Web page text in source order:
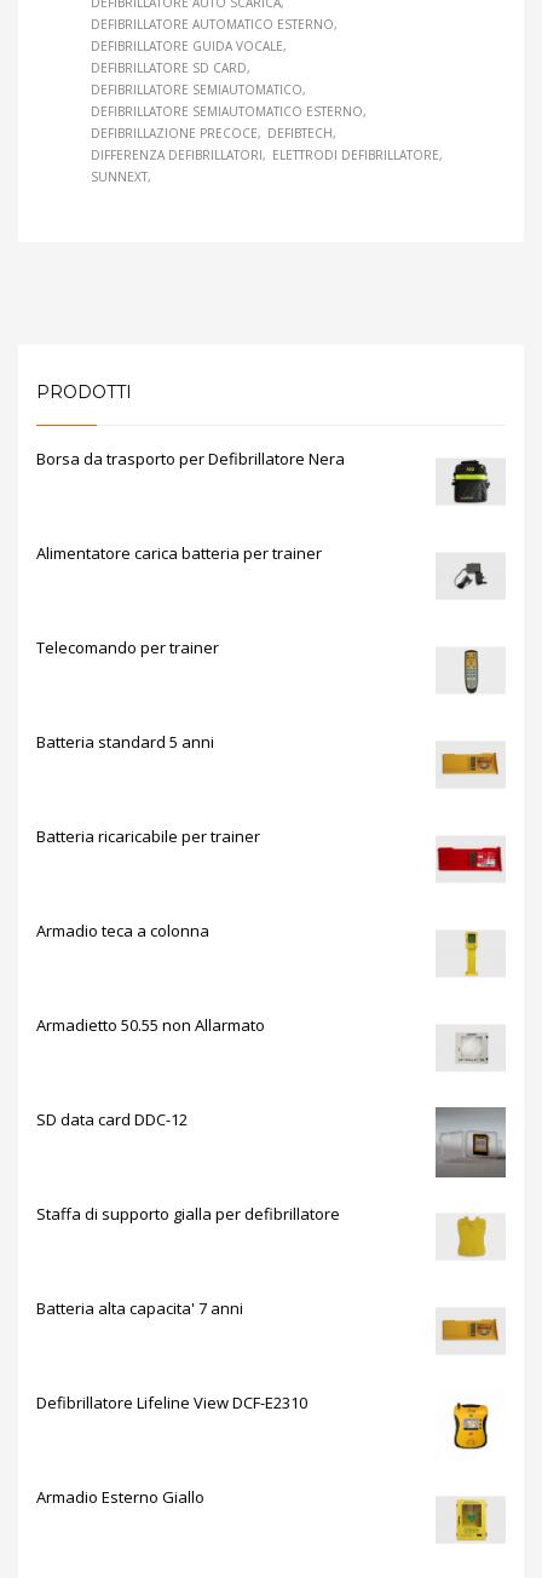
DEFIBRILLATORE AUTOMATICO ESTERNO
DEFIBRILLATORE GUIDA VOCALE
DEFIBRILLATORE SD CARD
DEFIBRILLATORE SEMIAUTOMATICO
DEFIBRILLATORE SEMIAUTOMATICO ESTERNO
DEFIBRILLAZIONE PRECOCE
DEFIBTECH
DIFFERENZA DEFIBRILLATORI
ELETTRODI DEFIBRILLATORE
SUNNEXT
PRODOTTI
Borsa da trasporto per Defibrillatore Nera
Alimentatore carica batteria per trainer
Telecomando per trainer
Batteria standard 5 anni
Batteria ricaricabile per trainer
Armadio teca a colonna
Armadietto 50.55 non Allarmato
SD data card DDC-12
Staffa di supporto gialla per defibrillatore
Batteria alta capacita' 7 anni
Defibrillatore Lifeline View DCF-E2310
Armadio Esterno Giallo